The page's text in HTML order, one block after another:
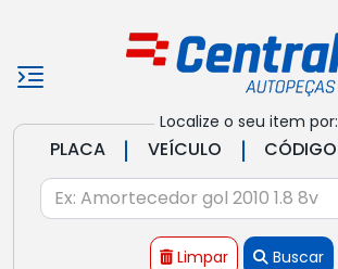
Localize o seu item por:
PLACA | VEÍCULO | CÓDIGO
Limpar Buscar